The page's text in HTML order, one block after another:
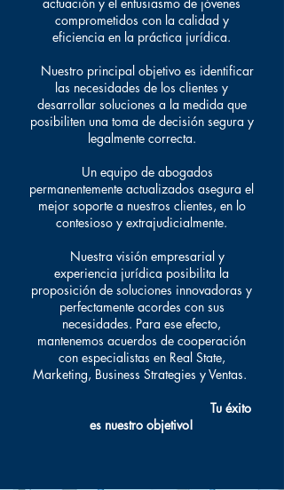
comprometidos con la calidad y
eficiencia en la práctica jurídica.
Nuestro principal objetivo es identificar
las necesidades de los clientes y
desarrollar soluciones a la medida que
posibiliten una toma de decisión segura y
legalmente correcta.
Un equipo de abogados
permanentemente actualizados asegura el
mejor soporte a nuestros clientes, en lo
contesioso y extrajudicialmente.
Nuestra visión empresarial y
experiencia jurídica posibilita la
proposición de soluciones innovadoras y
perfectamente acordes con sus
necesidades. Para ese efecto,
mantenemos acuerdos de cooperación
con especialistas en Real State,
Marketing, Business Strategies y Ventas.
Tu éxito
es nuestro objetivo!